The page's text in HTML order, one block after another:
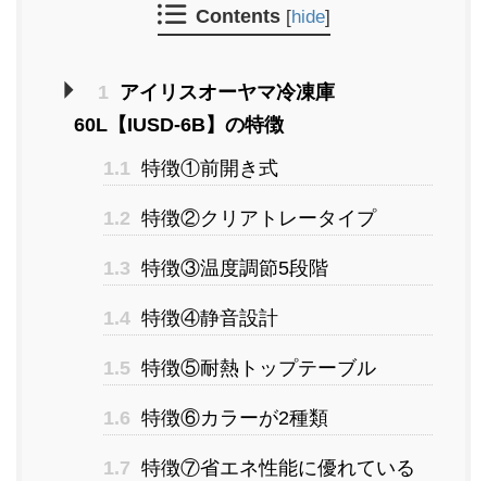
Contents [hide]
1 アイリスオーヤマ冷凍庫
60L【IUSD-6B】の特徴
1.1 特徴①前開き式
1.2 特徴②クリアトレータイプ
1.3 特徴③温度調節5段階
1.4 特徴④静音設計
1.5 特徴⑤耐熱トップテーブル
1.6 特徴⑥カラーが2種類
1.7 特徴⑦省エネ性能に優れている